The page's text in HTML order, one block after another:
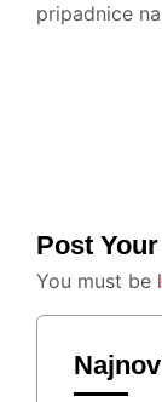
pripadnice
Post
You must be